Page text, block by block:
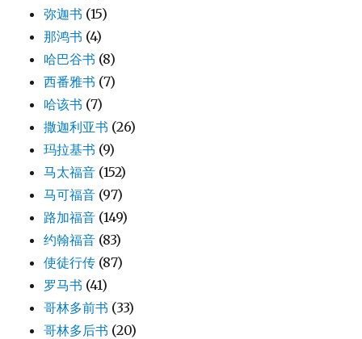
弥迦书 (15)
那鸿书 (4)
哈巴谷书 (8)
西番雅书 (7)
哈该书 (7)
撒迦利亚书 (26)
玛拉基书 (9)
马太福音 (152)
马可福音 (97)
路加福音 (149)
约翰福音 (83)
使徒行传 (87)
罗马书 (41)
哥林多前书 (33)
哥林多后书 (20)